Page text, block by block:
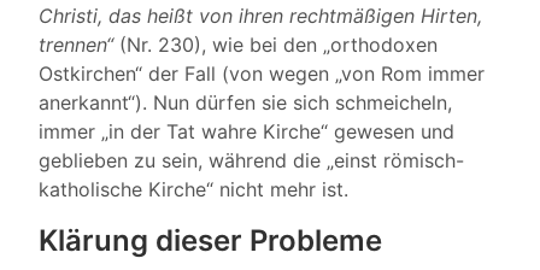
Christi, das heißt von ihren rechtmäßigen Hirten,
trennen“(Nr. 230), wie bei den „orthodoxen
Ostkirchen“ der Fall (von wegen „von Rom immer
anerkannt“). Nun dürfen sie sich schmeicheln,
immer „in der Tat wahre Kirche“ gewesen und
geblieben zu sein, während die „einst römisch-
katholische Kirche“ nicht mehr ist.
Klärung dieser Probleme